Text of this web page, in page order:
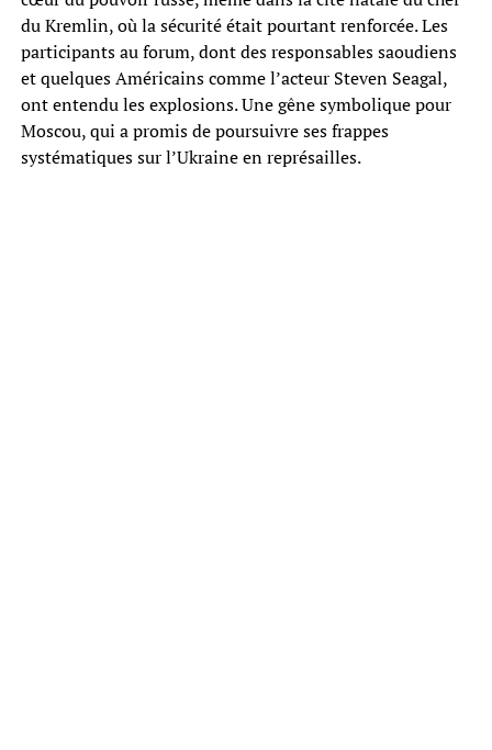
du Kremlin, où la sécurité était pourtant renforcée. Les
participants au forum, dont des responsables saoudiens
et quelques Américains comme l’acteur Steven Seagal,
ont entendu les explosions. Une gêne symbolique pour
Moscou, qui a promis de poursuivre ses frappes
systématiques sur l’Ukraine en représailles.